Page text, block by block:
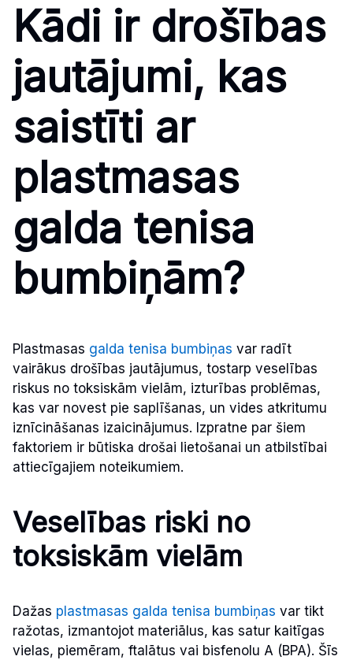
Kādi ir drošības
jautājumi, kas
saistīti ar
plastmasas
galda tenisa
bumbiņām?
Plastmasas galda tenisa bumbiņas var radīt
vairākus drošības jautājumus, tostarp veselības
riskus no toksiskām vielām, izturības problēmas,
kas var novest pie saplīšanas, un vides atkritumu
iznīcināšanas izaicinājumus. Izpratne par šiem
faktoriem ir būtiska drošai lietošanai un atbilstībai
attiecīgajiem noteikumiem.
Veselības riski no
toksiskām vielām
Dažas plastmasas galda tenisa bumbiņas var tikt
ražotas, izmantojot materiālus, kas satur kaitīgas
vielas, piemēram, ftalātus vai bisfenolu A (BPA). Šīs